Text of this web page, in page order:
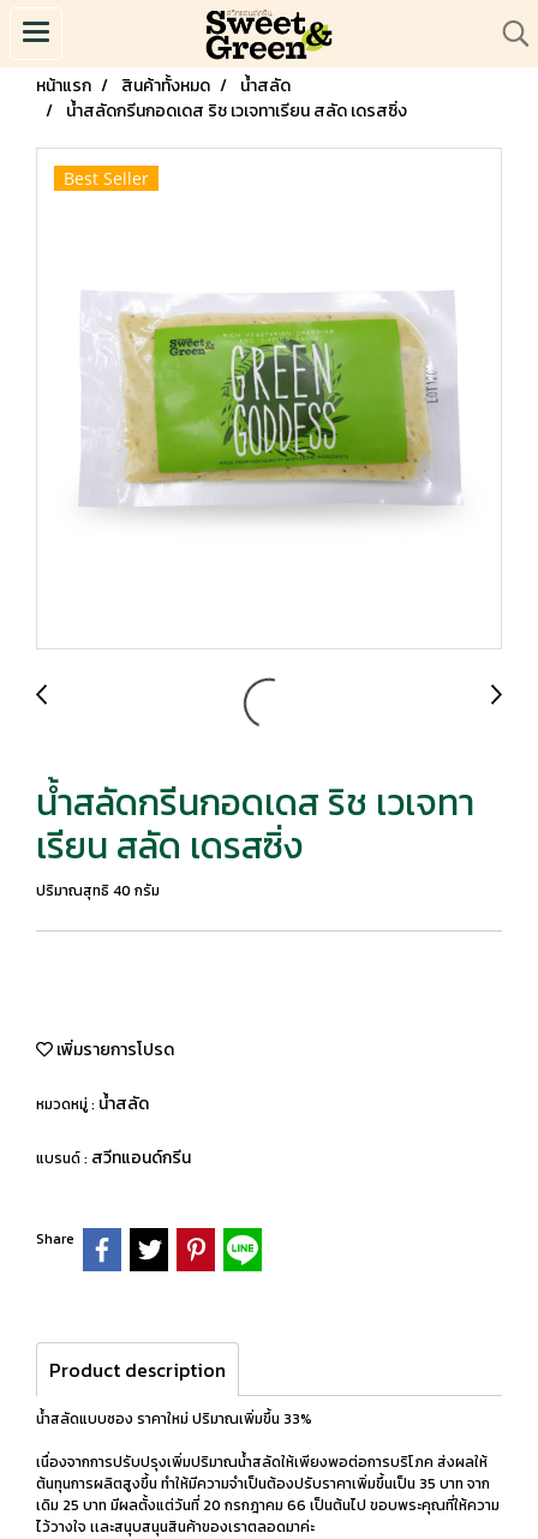
หน้าแรก สินค้าทั้งหมด
น้ำสลัด
น้ำสลัดกรีนกอดเดส ริช เวเจทาเรียน สลัด เดรสซิ่ง
Best Seller
น้ำสลัดกรีนกอดเดส ริช เวเจทา
เรียน สลัด เดรสซิ่ง
ปริมาณสุทธิ 40 กรัม
เพิ่มรายการโปรด
หมวดหมู่ : น้ำสลัด
แบรนด์ : สวีทแอนด์กรีน
Share
Product description
น้ำสลัดแบบซอง ราคาใหม่ ปริมาณเพิ่มขึ้น 33%
เนื่องจากการปรับปรุงเพิ่มปริมาณน้ำสลัดให้เพียงพอต่อการบริโภค ส่งผลให้
ต้นทุนการผลิตสูงขึ้น ทำให้มีความจำเป็นต้องปรับราคาเพิ่มขึ้นเป็น 35 บาท จาก
เดิม 25 บาท มีผลตั้งแต่วันที่ 20 กรกฎาคม 66 เป็นต้นไป ขอบพระคุณที่ให้ความ
ไว้วางใจ เเละสนุบสนุนสินค้าของเราตลอดมาค่ะ